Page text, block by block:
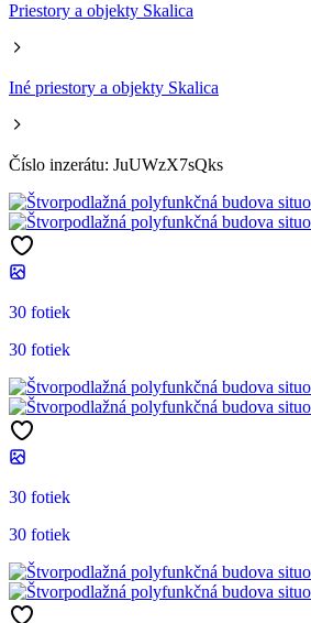
Priestory a objekty Skalica
Iné priestory a objekty Skalica
Číslo inzerátu: JuUWzX7sQks
30 fotiek
30 fotiek
30 fotiek
30 fotiek